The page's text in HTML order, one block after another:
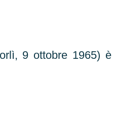
9 ottobre 1965)